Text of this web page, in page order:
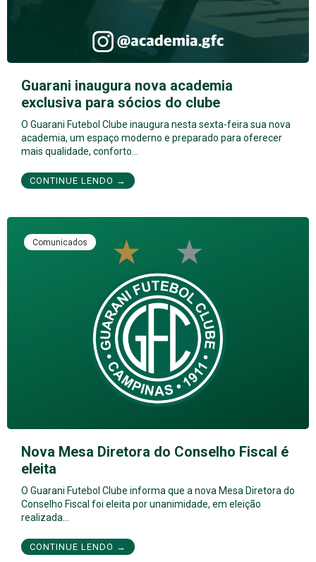
Guarani inaugura nova academia
exclusiva para sócios do clube
O Guarani Futebol Clube inaugura nesta sexta-feira sua nova
academia, um espaço moderno e preparado para oferecer
mais qualidade, conforto…
CONTINUE LENDO →
Comunicados
Nova Mesa Diretora do Conselho Fiscal é
eleita
O Guarani Futebol Clube informa que a nova Mesa Diretora do
Conselho Fiscal foi eleita por unanimidade, em eleição
realizada…
CONTINUE LENDO →